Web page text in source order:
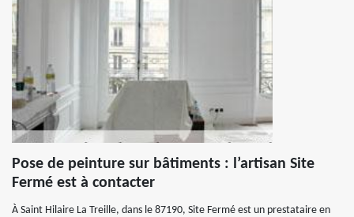
Pose de peinture sur bâtiments : l’artisan Site
Fermé est à contacter
À Saint Hilaire La Treille, dans le 87190, Site Fermé est un prestataire en